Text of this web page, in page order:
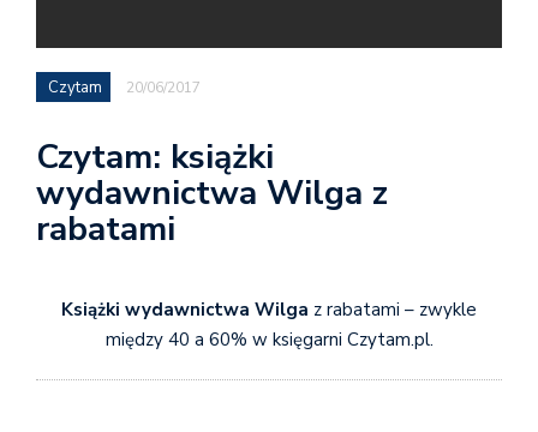
Czytam 20/06/2017
Czytam: książki
wydawnictwa Wilga z
rabatami
Książki wydawnictwa Wilga z rabatami – zwykle
między 40 a 60% w księgarni Czytam.pl.